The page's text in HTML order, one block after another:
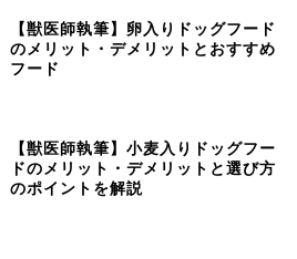
【獣医師執筆】卵入りドッグフード
のメリット・デメリットとおすすめ
フード
【獣医師執筆】小麦入りドッグフー
ドのメリット・デメリットと選び方
のポイントを解説